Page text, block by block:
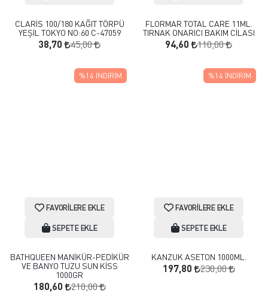
CLARİS 100/180 KAĞIT TÖRPÜ
YEŞİL TOKYO NO:60 C-47059
38,70 45,00
FLORMAR TOTAL CARE 11ML.
TIRNAK ONARICI BAKIM CİLASI
94,60 110,00
FAVORILERE EKLE
SEPETE EKLE
BATHQUEEN MANİKÜR-PEDİKÜR
VE BANYO TUZU SUN KİSS
1000GR
180,60 210,00
%14 İNDIRIM
FAVORILERE EKLE
SEPETE EKLE
KANZUK ASETON 1000ML.
197,80 230,00
%14 İNDIRIM